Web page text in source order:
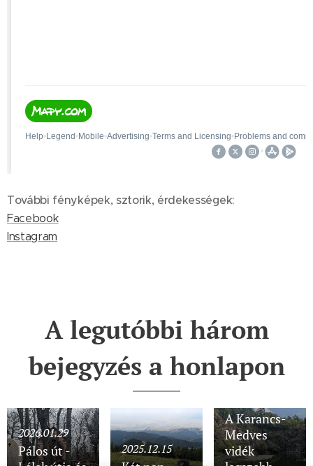
További fényképek, sztorik, érdekességek:
Facebook
Instagram
A legutóbbi három
bejegyzés a honlapon
2026.01.29
Pálos út -
2025.12.15
A Karancs-
Medves
vidék